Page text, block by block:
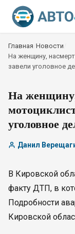
Главная Новости
На женщину,
завели уголовное
На
уголовное
Данил
В Кировской
факту ДТП, в
Подробности
Кировской